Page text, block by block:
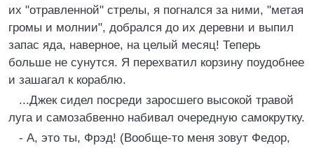
их "отравленной" стрелы, я погнался за ними, "метая
громы и молнии", добрался до их деревни и выпил
запас яда, наверное, на целый месяц! Теперь
больше не сунутся. Я перехватил корзину поудобнее
и зашагал к кораблю.
...Джек сидел посреди заросшего высокой травой
луга и самозабвенно набивал очередную самокрутку.
- А, это ты, Фрэд! (Вообще-то меня зовут Федор,